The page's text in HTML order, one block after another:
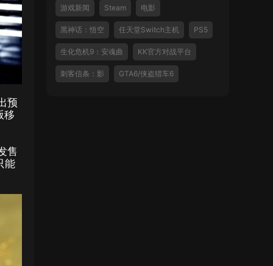
预
移
售
能
游戏新闻 Steam 电影
黑神话：悟空 任天堂Switch主机 PS5
生化危机9：安魂曲 KK官方对战平台
刺客信条：影 GTA6/侠盗猎车6